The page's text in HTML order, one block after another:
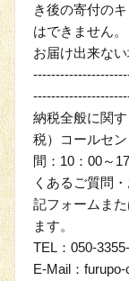
き後の寄付の
はできません
お届け出来な
納税全般に関
税）コールセ
間：10：00～
くあるご質問
記フォームま
ます。
TEL：050-
E-Mail：